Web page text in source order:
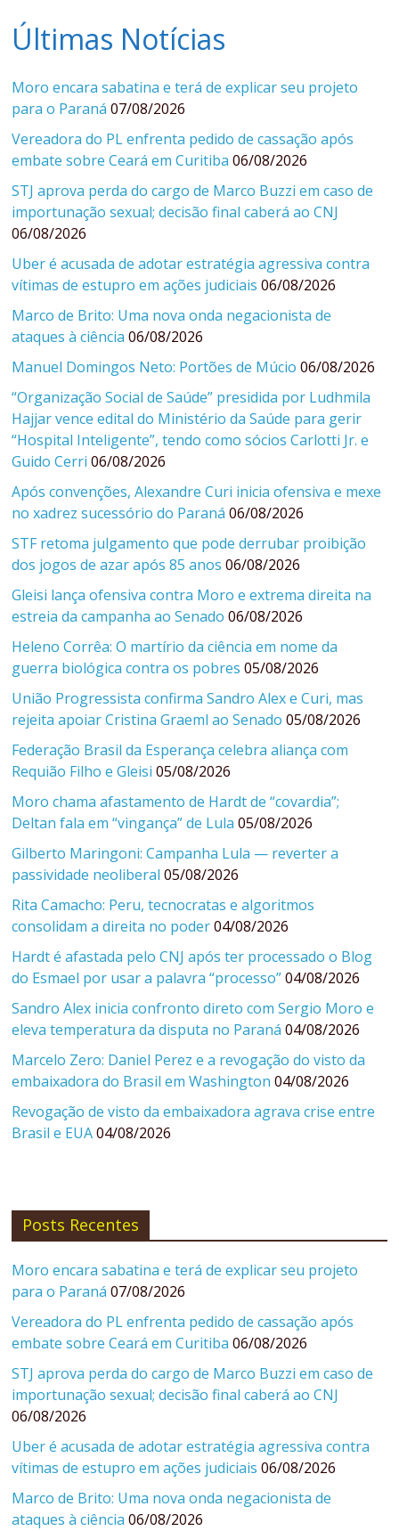
Últimas Notícias
Moro encara sabatina e terá de explicar seu projeto
para o Paraná 07/08/2026
Vereadora do PL enfrenta pedido de cassação após
embate sobre Ceará em Curitiba 06/08/2026
STJ aprova perda do cargo de Marco Buzzi em caso de
importunação sexual; decisão final caberá ao CNJ
06/08/2026
Uber é acusada de adotar estratégia agressiva contra
vítimas de estupro em ações judiciais 06/08/2026
Marco de Brito: Uma nova onda negacionista de
ataques à ciência 06/08/2026
Manuel Domingos Neto: Portões de Múcio 06/08/2026
“Organização Social de Saúde” presidida por Ludhmila
Hajjar vence edital do Ministério da Saúde para gerir
“Hospital Inteligente”, tendo como sócios Carlotti Jr. e
Guido Cerri 06/08/2026
Após convenções, Alexandre Curi inicia ofensiva e mexe
no xadrez sucessório do Paraná 06/08/2026
STF retoma julgamento que pode derrubar proibição
dos jogos de azar após 85 anos 06/08/2026
Gleisi lança ofensiva contra Moro e extrema direita na
estreia da campanha ao Senado 06/08/2026
Heleno Corrêa: O martírio da ciência em nome da
guerra biológica contra os pobres 05/08/2026
União Progressista confirma Sandro Alex e Curi, mas
rejeita apoiar Cristina Graeml ao Senado 05/08/2026
Federação Brasil da Esperança celebra aliança com
Requião Filho e Gleisi 05/08/2026
Moro chama afastamento de Hardt de “covardia”;
Deltan fala em “vingança” de Lula 05/08/2026
Gilberto Maringoni: Campanha Lula — reverter a
passividade neoliberal 05/08/2026
Rita Camacho: Peru, tecnocratas e algoritmos
consolidam a direita no poder 04/08/2026
Hardt é afastada pelo CNJ após ter processado o Blog
do Esmael por usar a palavra “processo” 04/08/2026
Sandro Alex inicia confronto direto com Sergio Moro e
eleva temperatura da disputa no Paraná 04/08/2026
Marcelo Zero: Daniel Perez e a revogação do visto da
embaixadora do Brasil em Washington 04/08/2026
Revogação de visto da embaixadora agrava crise entre
Brasil e EUA 04/08/2026
Posts Recentes
Moro encara sabatina e terá de explicar seu projeto
para o Paraná 07/08/2026
Vereadora do PL enfrenta pedido de cassação após
embate sobre Ceará em Curitiba 06/08/2026
STJ aprova perda do cargo de Marco Buzzi em caso de
importunação sexual; decisão final caberá ao CNJ
06/08/2026
Uber é acusada de adotar estratégia agressiva contra
vítimas de estupro em ações judiciais 06/08/2026
Marco de Brito: Uma nova onda negacionista de
ataques à ciência 06/08/2026